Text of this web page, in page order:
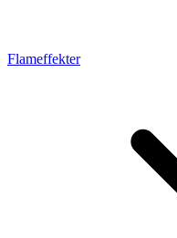
Flameffekter